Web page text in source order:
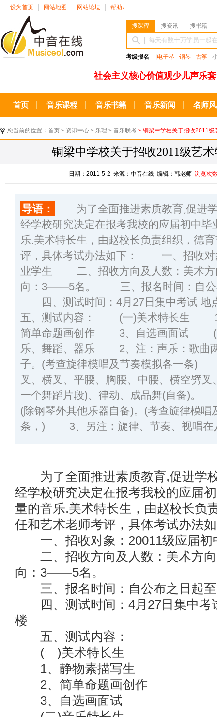
设为首页 网站地图 网站论坛 帮助 ∨
搜课程 搜资讯 搜书籍
考级报名 电子琴 钢琴 古筝
社会主义核心价值观少儿声乐
首页 音乐课程 音乐书籍 音乐新闻 名师
您当前的位置： 首页 > 资讯中心 > 乐理 > 音乐联考 > 铜梁中学校关于招收2011级
铜梁中学校关于招收2011级艺
日期：2011-5-2 来源：中音在线 编辑：韩老师 浏览次
导语：
为了全面推进素质教育,促进学
经学校研究决定在报考我校的应届初中
乐.美术特长生，由赵校长负责组织，德
评，具体考试办法如下： 一、招收对
业学生 二、招收方向及人数：美术
向：3——5名。 三、报名时间：自公
四、测试时间：4月27日集中考试
五、测试内容： (一)美术特长生
简单命题画创作 3、自选画面试
乐、舞蹈、器乐 2、注：声乐：歌曲
子。(考查旋律模唱及节奏模拟各一条)
叉、横叉、平腰、胸腰、中腰、横空劈
一个舞蹈片段)、律动、成品舞(自备)
(除钢琴外其他乐器自备)。(考查旋律模唱
条，) 3、另注：旋律、节奏、视唱
为了全面推进素质教育,促进学
经学校研究决定在报考我校的应届
量的音乐.美术特长生，由赵校长负
任和艺术老师考评，具体考试办法
一、招收对象：20011级应届初
二、招收方向及人数：美术方
向：3——5名。
三、报名时间：自公布之日起至
四、测试时间：4月27日集中考
楼
五、测试内容：
(一)美术特长生
1、静物素描写生
2、简单命题画创作
3、自选画面试